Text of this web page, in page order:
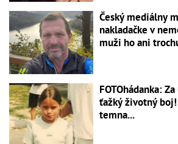
Český mediálny
nakladačke v
muži ho ani
FOTOhádanka:
ťažký životný
temna...